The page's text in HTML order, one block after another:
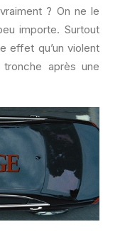
? On ne le
importe. Surtout
effet qu’un violent
après une